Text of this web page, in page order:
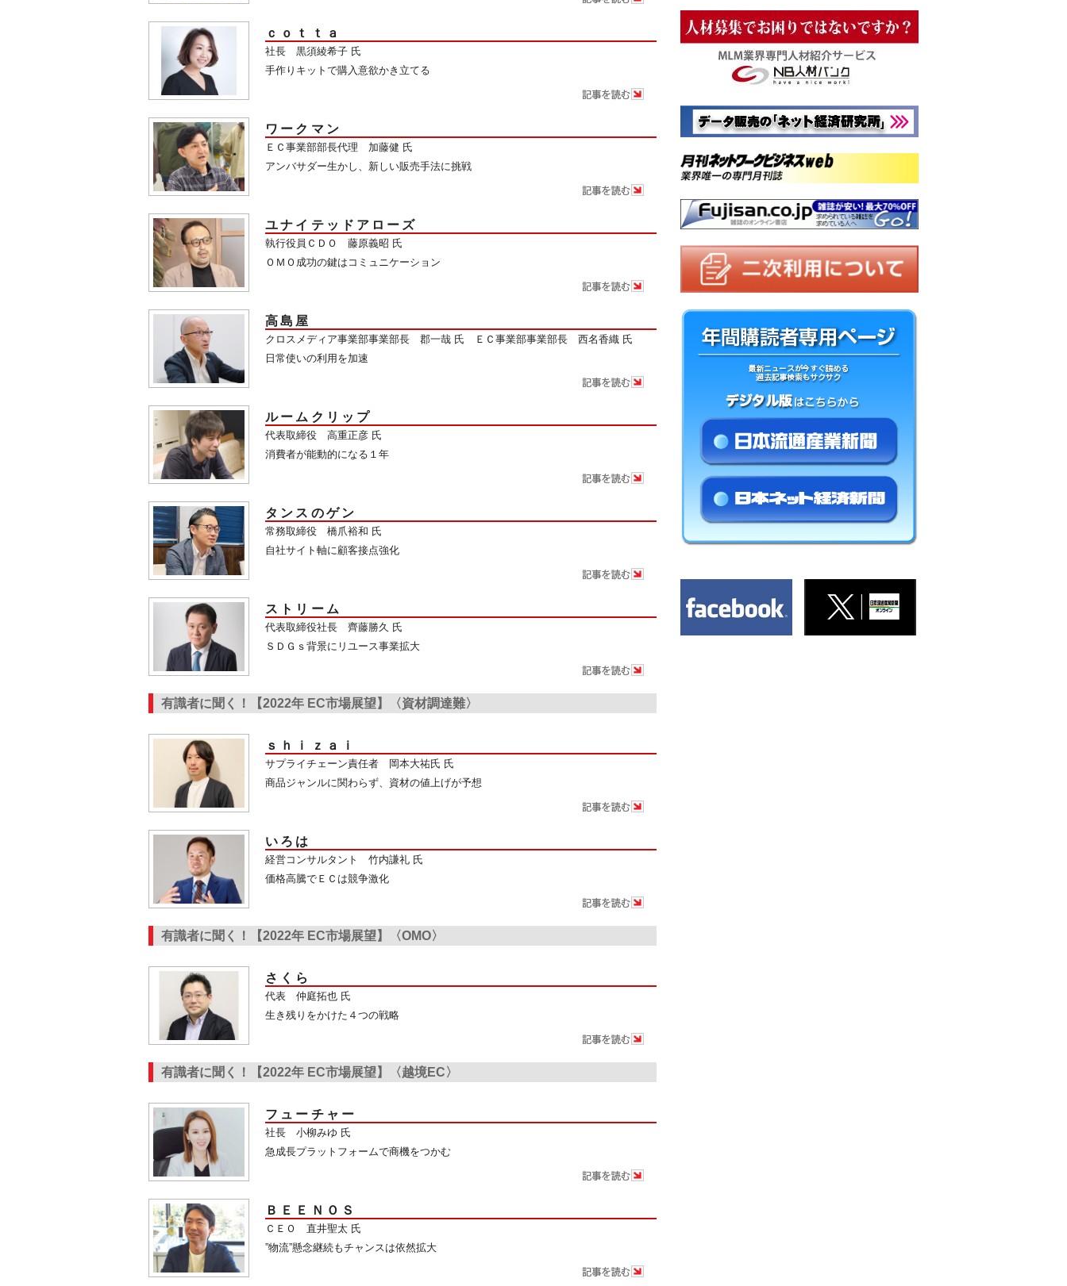
ｃｏｔｔａ
社長 黒須綾希子 氏
手作りキットで購入意欲かき立てる
ワークマン
ＥＣ事業部部長代理 加藤健 氏
アンバサダー生かし、新しい販売手法に挑戦
ユナイテッドアローズ
執行役員ＣＤＯ 藤原義昭 氏
ＯＭＯ成功の鍵はコミュニケーション
高島屋
クロスメディア事業部事業部長 郡一哉 氏 ＥＣ事業部事業部長 西名香織 氏
日常使いの利用を加速
ルームクリップ
代表取締役 高重正彦 氏
消費者が能動的になる１年
タンスのゲン
常務取締役 橋爪裕和 氏
自社サイト軸に顧客接点強化
ストリーム
代表取締役社長 齊藤勝久 氏
ＳＤＧｓ背景にリユース事業拡大
有識者に聞く！【2022年 EC市場展望】〈資材調達難〉
ｓｈｉｚａｉ
サプライチェーン責任者 岡本大祐氏 氏
商品ジャンルに関わらず、資材の値上げが予想
いろは
経営コンサルタント 竹内謙礼 氏
価格高騰でＥＣは競争激化
有識者に聞く！【2022年 EC市場展望】〈OMO〉
さくら
代表 仲庭拓也 氏
生き残りをかけた４つの戦略
有識者に聞く！【2022年 EC市場展望】〈越境EC〉
フューチャー
社長 小柳みゆ 氏
急成長プラットフォームで商機をつかむ
ＢＥＥＮＯＳ
ＣＥＯ 直井聖太 氏
”物流”懸念継続もチャンスは依然拡大